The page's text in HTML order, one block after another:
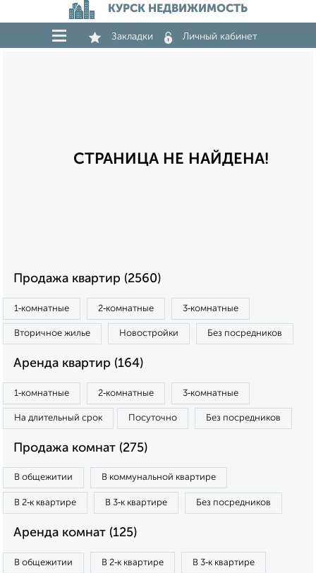
КУРСК НЕДВИЖИМОСТЬ
Закладки Личный кабинет
СТРАНИЦА НЕ НАЙДЕНА!
Продажа квартир (2560)
1‑комнатные 2‑комнатные 3‑комнатные
Вторичное жилье Новостройки Без посредников
Аренда квартир (164)
1‑комнатные 2‑комнатные 3‑комнатные
На длительный срок Посуточно Без посредников
Продажа комнат (275)
В общежитии В коммунальной квартире
В 2‑к квартире В 3‑к квартире Без посредников
Аренда комнат (125)
В общежитии В 2‑к квартире В 3‑к квартире